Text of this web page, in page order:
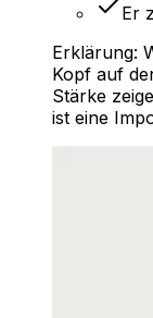
Er
Erklärung:
Kopf auf
Stärke
ist eine